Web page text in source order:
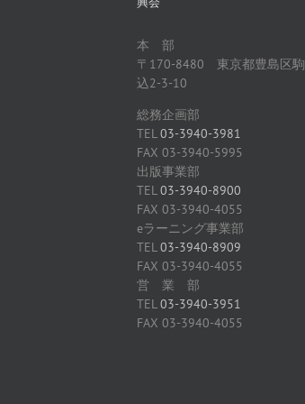
本 部
〒170-8480 東京都豊島区駒
込2-3-10
総務企画部
TEL03-3940-3981
FAX 03-3940-5995
出版事業部
TEL03-3940-8900
FAX 03-3940-4055
eラーニング事業部
TEL03-3940-8909
FAX 03-3940-4055
営 業 部
TEL03-3940-3951
FAX 03-3940-4055